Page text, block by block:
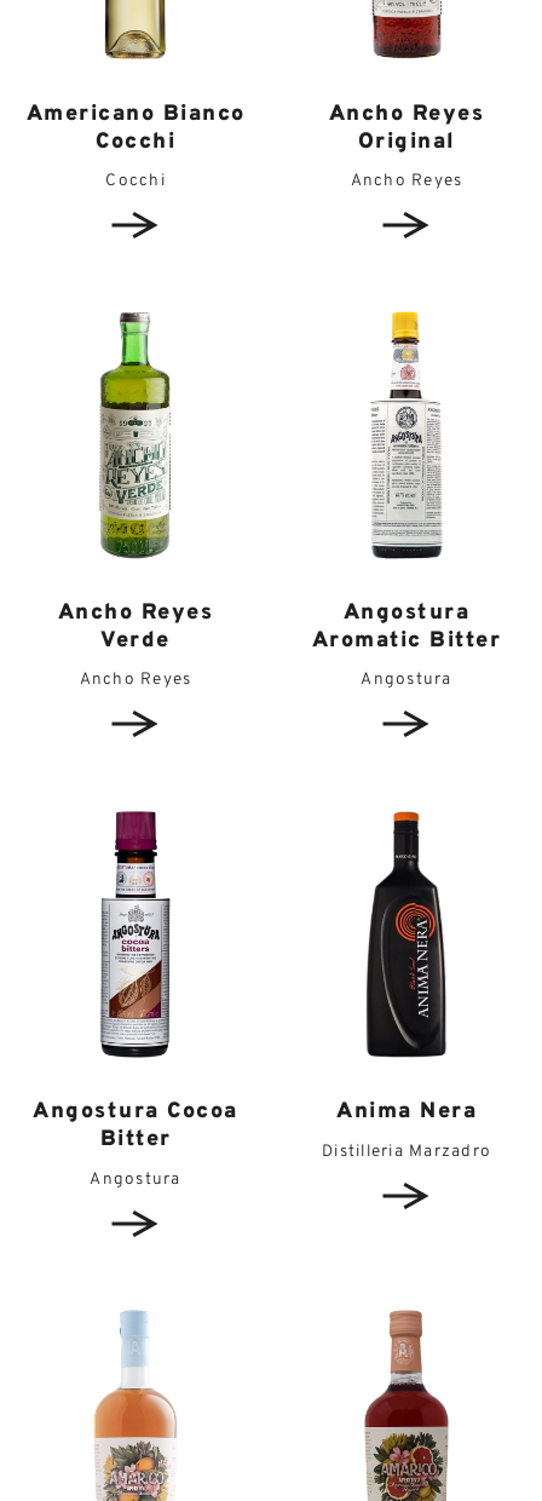
Americano Bianco
Cocchi
Cocchi
Ancho Reyes
Original
Ancho Reyes
Ancho Reyes
Verde
Ancho Reyes
Angostura
Aromatic Bitter
Angostura
Angostura Cocoa
Bitter
Angostura
Anima Nera
Distilleria Marzadro